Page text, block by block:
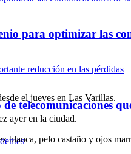
para optimizar las
telecomunicaciones
el jueves en Las Varillas.
ayer en la ciudad.
blanca, pelo castaño y ojos